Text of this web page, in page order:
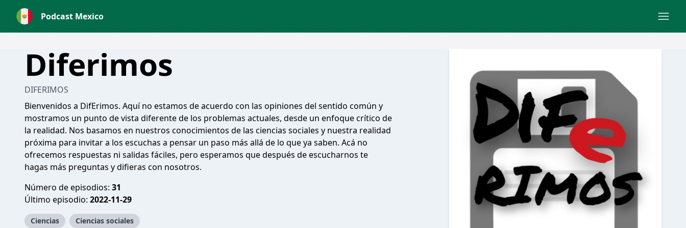
Podcast Mexico
Diferimos
DIFERIMOS
Bienvenidos a DifErimos. Aquí no estamos de acuerdo con las opiniones del sentido común y
mostramos un punto de vista diferente de los problemas actuales, desde un enfoque crítico de
la realidad. Nos basamos en nuestros conocimientos de las ciencias sociales y nuestra realidad
próxima para invitar a los escuchas a pensar un paso más allá de lo que ya saben. Acá no
ofrecemos respuestas ni salidas fáciles, pero esperamos que después de escucharnos te
hagas más preguntas y difieras con nosotros.
Número de episodios: 31
Último episodio: 2022-11-29
Ciencias Ciencias sociales